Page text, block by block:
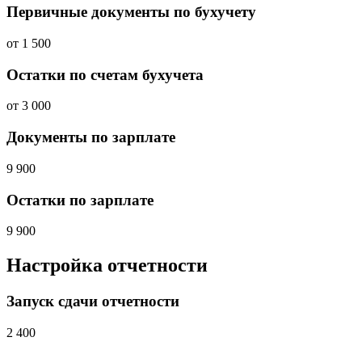
Первичные документы по бухучету
от 1 500
Остатки по счетам бухучета
от 3 000
Документы по зарплате
9 900
Остатки по зарплате
9 900
Настройка отчетности
Запуск сдачи отчетности
2 400